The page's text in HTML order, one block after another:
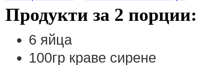
Продукти за 2 порции:
6 яйца
100гр краве сирене